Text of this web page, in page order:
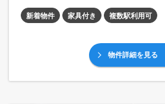
新着物件 家具付き 複数駅利用可
物件詳細を見る